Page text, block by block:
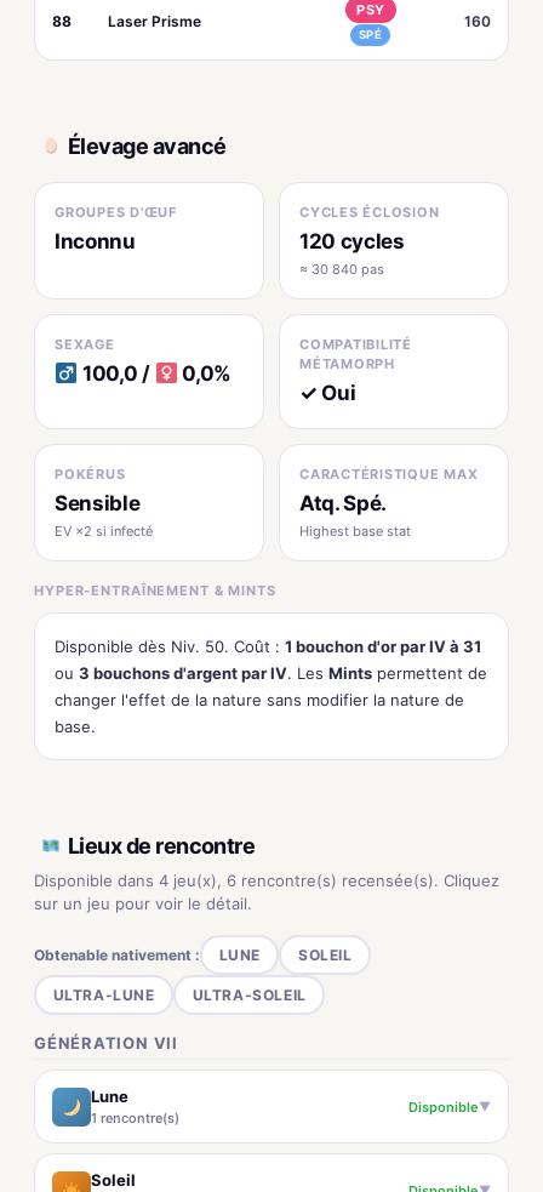
88 Laser Prisme
PSY
SPÉ
160
Élevage avancé
GROUPES D'ŒUF
Inconnu
CYCLES ÉCLOSION
120 cycles
≈ 30 840 pas
SEXAGE
100,0 / 0,0%
COMPATIBILITÉ
MÉTAMORPH
✓ Oui
POKÉRUS
Sensible
EV ×2 si infecté
CARACTÉRISTIQUE MAX
Atq. Spé.
Highest base stat
HYPER-ENTRAÎNEMENT & MINTS
Disponible dès Niv. 50. Coût : 1 bouchon d'or par IV à 31
ou 3 bouchons d'argent par IV. Les Mints permettent de
changer l'effet de la nature sans modifier la nature de
base.
Lieux de rencontre
Disponible dans 4 jeu(x), 6 rencontre(s) recensée(s). Cliquez
sur un jeu pour voir le détail.
Obtenable nativement : LUNE SOLEIL
ULTRA-LUNE ULTRA-SOLEIL
GÉNÉRATION VII
Lune
1 rencontre(s)
Disponible▼
Soleil